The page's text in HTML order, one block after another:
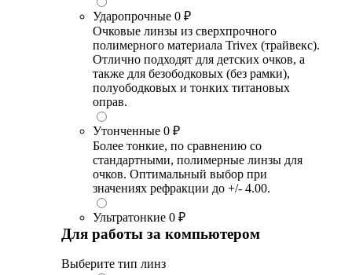
Ударопрочные 0 ₽
Очковые линзы из сверхпрочного
полимерного материала Trivex (трайвекс).
Отлично подходят для детских очков, а
также для безободковых (без рамки),
полуободковых и тонких титановых
оправ.
Утонченные 0 ₽
Более тонкие, по сравнению со
стандартными, полимерные линзы для
очков. Оптимальный выбор при
значениях рефракции до +/- 4.00.
Ультратонкие 0 ₽
Для работы за компьютером
Выберите тип линз